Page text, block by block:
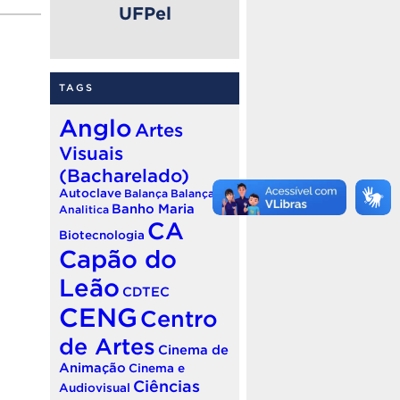
UFPel
TAGS
Anglo Artes
Visuais
(Bacharelado)
Autoclave Balança Balança
Analitica Banho Maria
Biotecnologia CA
Capão do
Leão CDTEC
CENG Centro
de Artes Cinema de
Animação Cinema e
Audiovisual Ciências